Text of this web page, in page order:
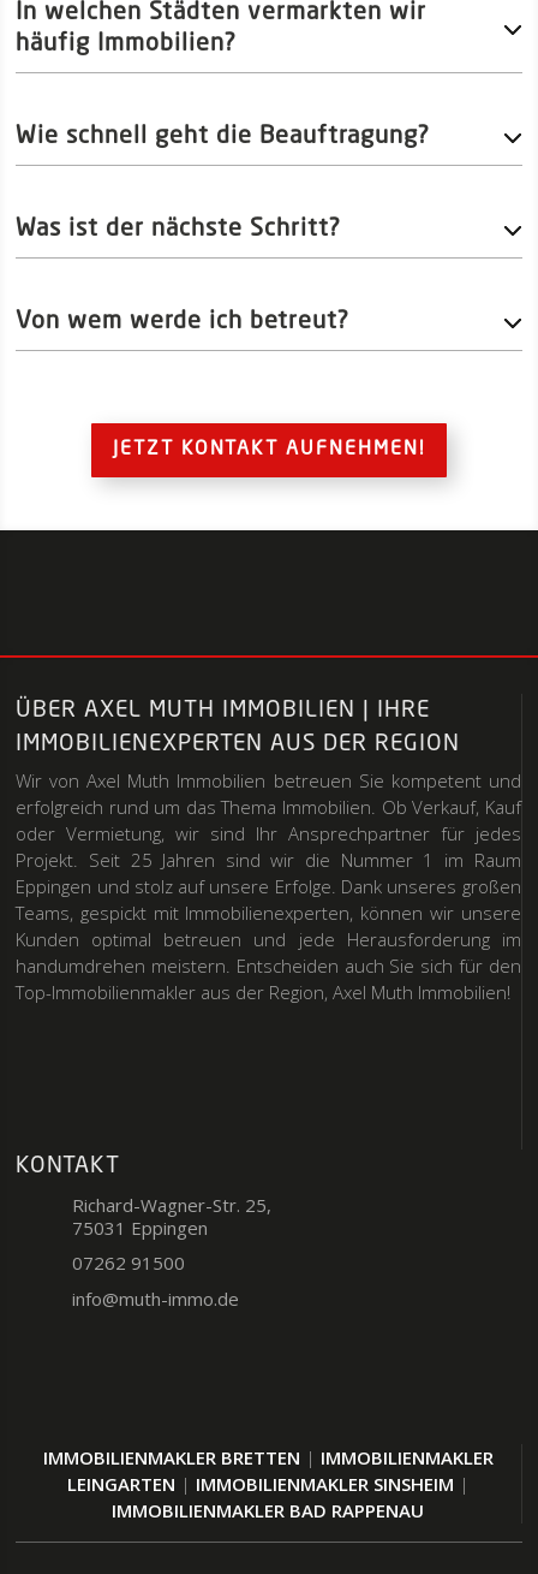
In welchen Städten vermarkten wir
häufig Immobilien?
Wie schnell geht die Beauftragung?
Was ist der nächste Schritt?
Von wem werde ich betreut?
JETZT KONTAKT AUFNEHMEN!
ÜBER AXEL MUTH IMMOBILIEN | IHRE
IMMOBILIENEXPERTEN AUS DER REGION
Wir von Axel Muth Immobilien betreuen Sie kompetent und
erfolgreich rund um das Thema Immobilien. Ob Verkauf, Kauf
oder Vermietung, wir sind Ihr Ansprechpartner für jedes
Projekt. Seit 25 Jahren sind wir die Nummer 1 im Raum
Eppingen und stolz auf unsere Erfolge. Dank unseres großen
Teams, gespickt mit Immobilienexperten, können wir unsere
Kunden optimal betreuen und jede Herausforderung im
handumdrehen meistern. Entscheiden auch Sie sich für den
Top-Immobilienmakler aus der Region, Axel Muth Immobilien!
KONTAKT
Richard-Wagner-Str. 25,
75031 Eppingen
07262 91500
info@muth-immo.de
IMMOBILIENMAKLER BRETTEN | IMMOBILIENMAKLER
LEINGARTEN | IMMOBILIENMAKLER SINSHEIM |
IMMOBILIENMAKLER BAD RAPPENAU